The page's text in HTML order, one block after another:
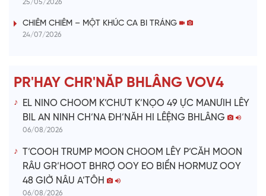
i
e
o
25/05/2026
CHIÊM CHIÊM – MỘT KHÚC CA BI TRÁNG
24/07/2026
PR'HAY CHR'NĂP BHLÂNG VOV4
EL NINO CHOOM K’CHƯT K’NỌO 49 ỰC MANƯIH LÊY
BIL AN NINH CH’NA ĐH’NĂH HI LÊỆNG BHLÂNG
06/08/2026
T’COOH TRUMP MOON CHOOM LÊY P’CĂH MOON
RÂU GR’HOOT BHRỢ OOY EO BIỂN HORMUZ OOY
48 GIỜ NÂU A’TÔH
06/08/2026